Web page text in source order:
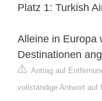
Platz 1: Turkish
Alleine in Europa
Destinationen
Antrag auf
vollständige Antwort auf